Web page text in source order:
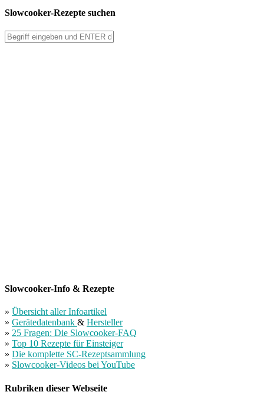
Slowcooker-Rezepte suchen
Slowcooker-Info & Rezepte
» Übersicht aller Infoartikel
» Gerätedatenbank & Hersteller
» 25 Fragen: Die Slowcooker-FAQ
» Top 10 Rezepte für Einsteiger
» Die komplette SC-Rezeptsammlung
» Slowcooker-Videos bei YouTube
Rubriken dieser Webseite